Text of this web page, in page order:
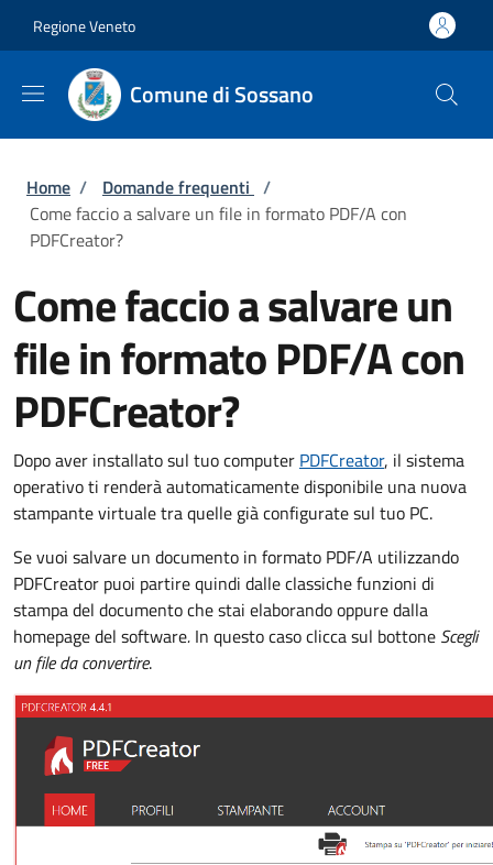
Regione Veneto
Comune di Sossano
Briciole di pane
Home / Domande frequenti /
Come faccio a salvare un file in formato PDF/A con
PDFCreator?
Come faccio a salvare un
file in formato PDF/A con
PDFCreator?
Dopo aver installato sul tuo computer PDFCreator, il sistema
operativo ti renderà automaticamente disponibile una nuova
stampante virtuale tra quelle già configurate sul tuo PC.
Se vuoi salvare un documento in formato PDF/A utilizzando
PDFCreator puoi partire quindi dalle classiche funzioni di
stampa del documento che stai elaborando oppure dalla
homepage del software. In questo caso clicca sul bottone Scegli
un file da convertire.